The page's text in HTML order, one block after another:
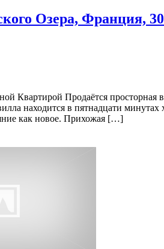
Озера, Франция,
Квартирой Продаётся
находится в пятнадцати
как новое. Прихожая […]